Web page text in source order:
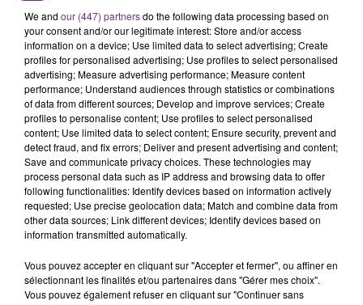
L'INSPECTION DU TRAVAIL RAPPELLE À
L'ORDRE SUR LES CONDITIONS DE...
Alors que les dates de début des vendange 2026
s'est avéré être plus précoce que prévu,
l'inspection du Travail en profite pour rappeler
les conditions de...
TITRES DIFFUSÉS
8h28
8h28 8h25
8h25
We and our (447) partnersdo the following data processing based on
your consent and/or our legitimate interest: Store and/or access
information on a device; Use limited data to select advertising; Create
profiles for personalised advertising; Use profiles to select personalised
advertising; Measure advertising performance; Measure content
performance; Understand audiences through statistics or combinations
of data from different sources; Develop and improve services; Create
profiles to personalise content; Use profiles to select personalised
content; Use limited data to select content; Ensure security, prevent and
detect fraud, and fix errors; Deliver and present advertising and content;
Save and communicate privacy choices. These technologies may
process personal data such as IP address and browsing data to offer
following functionalities: Identify devices based on information actively
requested; Use precise geolocation data; Match and combine data from
other data sources; Link different devices; Identify devices based on
information transmitted automatically.
Vous pouvez accepter en cliquant sur "Accepter et fermer", ou affiner en
sélectionnant les finalités et/ou partenaires dans "Gérer mes choix".
Vous pouvez également refuser en cliquant sur "Continuer sans